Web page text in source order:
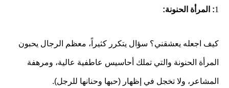
1: المرأة الحنونة:
كيف اجعله يعشقني؟ سؤال يتكرر كثيراً، معظم الرجال يحبون
المرأة الحنونة والتي تملك أحاسيس عاطفية عالية، ومرهفة
المشاعر، ولا تخجل في إظهار (حبها وحنانها للرجل).